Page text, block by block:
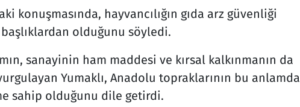
konuşmasında, hayvancılığın gıda arz güvenliği
olduğunu söyledi.
sanayinin ham maddesi ve kırsal kalkınmanın da
Yumaklı, Anadolu topraklarının bu anlamda
sahip olduğunu dile getirdi.